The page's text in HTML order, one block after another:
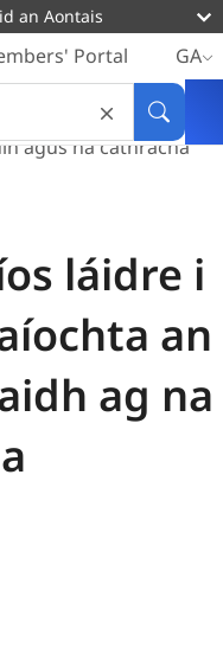
an Aontais
Portal
GA
nuálaíochta an
agus na cathracha
láidre i
an
ag na